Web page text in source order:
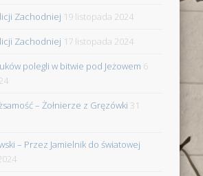
Zachodniej 19 listopada 2024
Zachodniej 17 listopada 2024
polegli w bitwie pod Jeżowem 6
– Żołnierze z Gręzówki 31
– Przez Jamielnik do światowej